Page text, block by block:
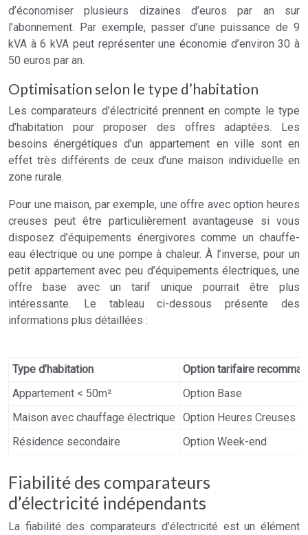
d’économiser plusieurs dizaines d’euros par an sur
l’abonnement. Par exemple, passer d’une puissance de 9
kVA à 6 kVA peut représenter une économie d’environ 30 à
50 euros par an.
Optimisation selon le type d’habitation
Les comparateurs d’électricité prennent en compte le type
d’habitation pour proposer des offres adaptées. Les
besoins énergétiques d’un appartement en ville sont en
effet très différents de ceux d’une maison individuelle en
zone rurale.
Pour une maison, par exemple, une offre avec option heures
creuses peut être particulièrement avantageuse si vous
disposez d’équipements énergivores comme un chauffe-
eau électrique ou une pompe à chaleur. À l’inverse, pour un
petit appartement avec peu d’équipements électriques, une
offre base avec un tarif unique pourrait être plus
intéressante. Le tableau ci-dessous présente des
informations plus détaillées :
Type d’habitation
Option tarifaire
Appartement < 50m²
Option Base
Maison avec chauffage électrique
Option Heures Creuses
Résidence secondaire
Option Week-end
Fiabilité des comparateurs
d’électricité indépendants
La fiabilité des comparateurs d’électricité est un élément